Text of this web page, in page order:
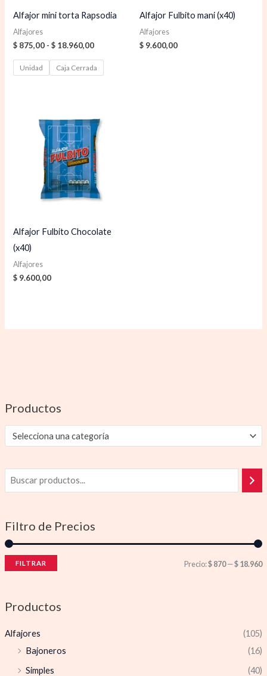
Productos
Selecciona una categoría
Filtro de Precios
FILTRAR Precio:$ 870—$ 18.960
Productos
Alfajores
(105)
Bajoneros
(16)
Simples
(40)
Alfajor mini torta Rapsodia
Alfajores
$ 875,00 - $ 18.960,00
Unidad Caja Cerrada
Alfajor Fulbito mani (x40)
Alfajores
$ 9.600,00
Alfajor Fulbito Chocolate
(x40)
Alfajores
$ 9.600,00